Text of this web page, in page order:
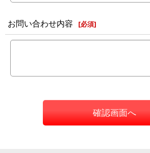
お問い合わせ内容 [必須]
確認画面へ